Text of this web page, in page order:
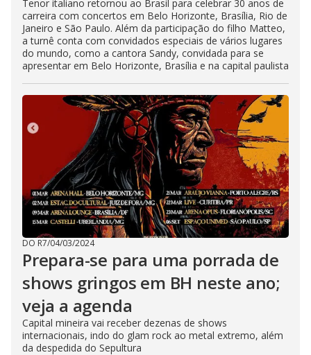
Tenor italiano retornou ao Brasil para celebrar 30 anos de
carreira com concertos em Belo Horizonte, Brasília, Rio de
Janeiro e São Paulo. Além da participação do filho Matteo,
a turnê conta com convidados especiais de vários lugares
do mundo, como a cantora Sandy, convidada para se
apresentar em Belo Horizonte, Brasília e na capital paulista
DO R7/04/03/2024
Prepara-se para uma porrada de
shows gringos em BH neste ano;
veja a agenda
Capital mineira vai receber dezenas de shows
internacionais, indo do glam rock ao metal extremo, além
da despedida do Sepultura